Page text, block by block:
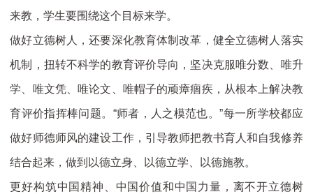
来教，学生要围绕这个目标来学。
做好立德树人，还要深化教育体制改革，健全立德树人落实
机制，扭转不科学的教育评价导向，坚决克服唯分数、唯升
学、唯文凭、唯论文、唯帽子的顽瘴痼疾，从根本上解决教
育评价指挥棒问题。“师者，人之模范也。”每一所学校都应
做好师德师风的建设工作，引导教师把教书育人和自我修养
结合起来，做到以德立身、以德立学、以德施教。
更好构筑中国精神、中国价值和中国力量，离不开立德树